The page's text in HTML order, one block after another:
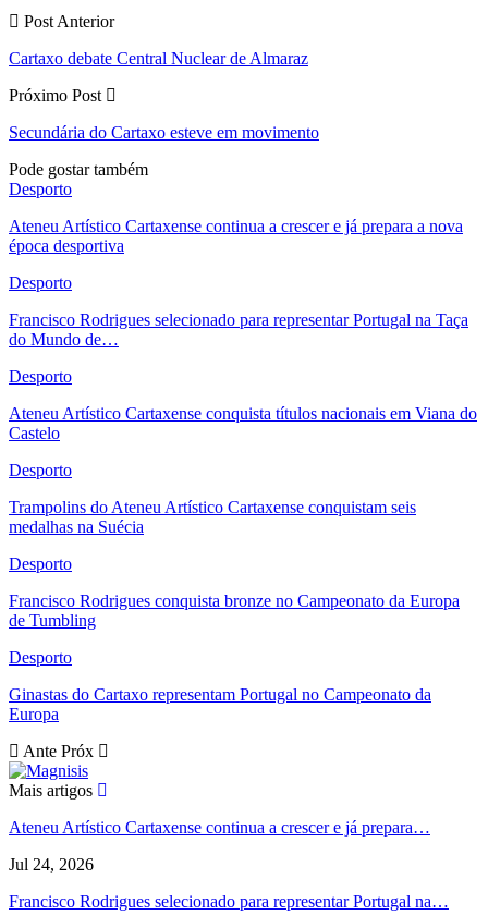
Post Anterior
Cartaxo debate Central Nuclear de Almaraz
Próximo Post
Secundária do Cartaxo esteve em movimento
Pode gostar também
Desporto
Ateneu Artístico Cartaxense continua a crescer e já prepara a nova
época desportiva
Desporto
Francisco Rodrigues selecionado para representar Portugal na Taça
do Mundo de…
Desporto
Ateneu Artístico Cartaxense conquista títulos nacionais em Viana do
Castelo
Desporto
Trampolins do Ateneu Artístico Cartaxense conquistam seis
medalhas na Suécia
Desporto
Francisco Rodrigues conquista bronze no Campeonato da Europa
de Tumbling
Desporto
Ginastas do Cartaxo representam Portugal no Campeonato da
Europa
Ante Próx
Mais artigos
Ateneu Artístico Cartaxense continua a crescer e já prepara…
Jul 24, 2026
Francisco Rodrigues selecionado para representar Portugal na…